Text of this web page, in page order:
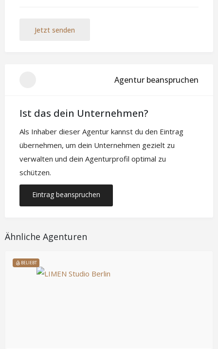
Jetzt senden
Agentur beanspruchen
Ist das dein Unternehmen?
Als Inhaber dieser Agentur kannst du den Eintrag
übernehmen, um dein Unternehmen gezielt zu
verwalten und dein Agenturprofil optimal zu
schützen.
Eintrag beanspruchen
Ähnliche Agenturen
BELIEBT